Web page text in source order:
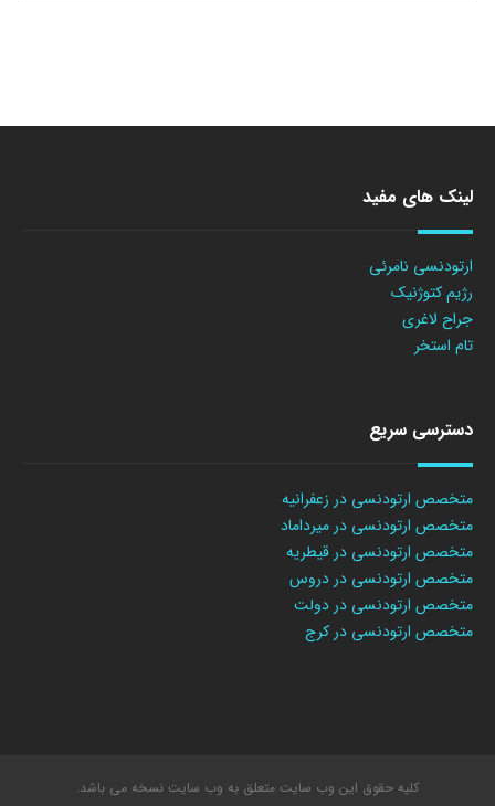
لینک های مفید
ارتودنسی نامرئی
رژیم کتوژنیک
جراح لاغری
تام استخر
دسترسی سریع
متخصص ارتودنسی در زعفرانیه
متخصص ارتودنسی در میرداماد
متخصص ارتودنسی در قیطریه
متخصص ارتودنسی در دروس
متخصص ارتودنسی در دولت
متخصص ارتودنسی در کرج
کلیه حقوق این وب سایت متعلق به وب سایت نسخه می باشد.